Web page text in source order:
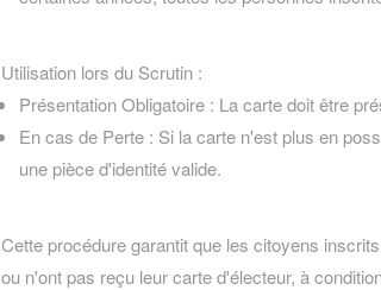
Utilisation lors du Scrutin :
Présentation Obligatoire : La carte doit être
En cas de Perte : Si la carte n'est plus en
une pièce d'identité valide.
Cette procédure garantit que les citoyens
ou n'ont pas reçu leur carte d'électeur, à